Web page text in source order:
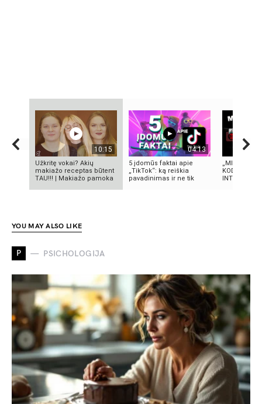
10:15
Užkritę vokai? Akių
makiažo receptas būtent
TAU!!! | Makiažo pamoka
04:13
5 įdomūs faktai apie
„TikTok“: ką reiškia
pavadinimas ir ne tik
„MIRĘS
KODĖL
INTERNETO
YOU MAY ALSO LIKE
P PSICHOLOGIJA